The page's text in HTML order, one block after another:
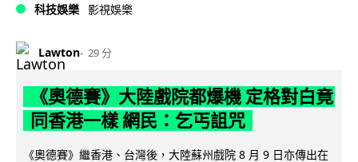
科技娛樂 影視娛樂
Lawton 29 分
《奧德賽》大陸戲院都爆機 定格對白竟
同香港一樣 網民：乞丐詛咒
《奧德賽》繼香港、台灣後，大陸蘇州戲院 8 月 9 日亦傳出在